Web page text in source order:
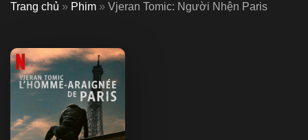
Trang chủ » Phim » Vjeran Tomic: Người Nhện Paris